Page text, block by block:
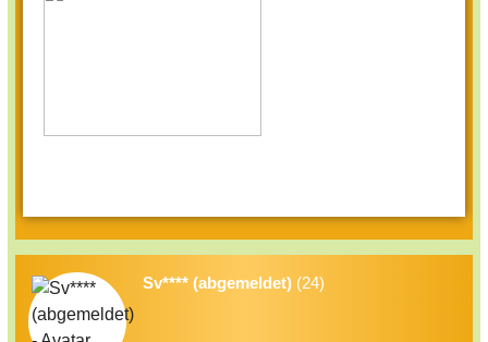
Sv**** (abgemeldet) (24)